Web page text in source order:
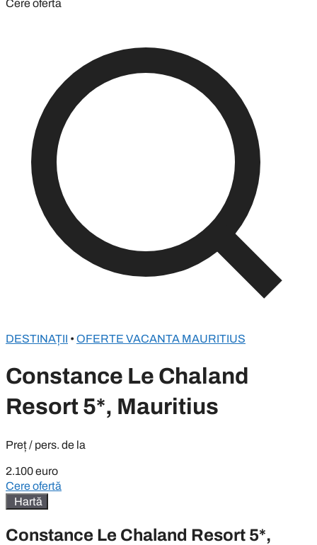
Cere oferta
DESTINAȚII • OFERTE VACANTA MAURITIUS
Constance Le Chaland
Resort 5*, Mauritius
Preț / pers. de la
2.100 euro
Cere ofertă
Hartă
Constance Le Chaland Resort 5*,